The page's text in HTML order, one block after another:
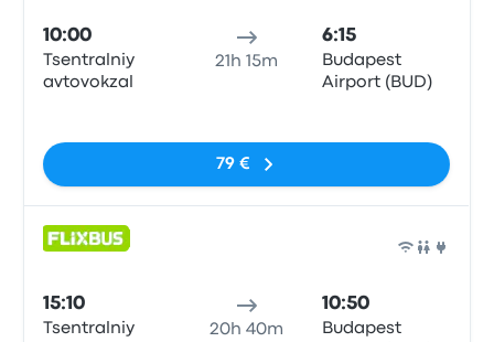
10:00
Tsentralniy
avtovokzal
21h 15m
6:15
Budapest
Airport (BUD)
79 €
15:10
Tsentralniy
20h 40m
10:50
Budapest